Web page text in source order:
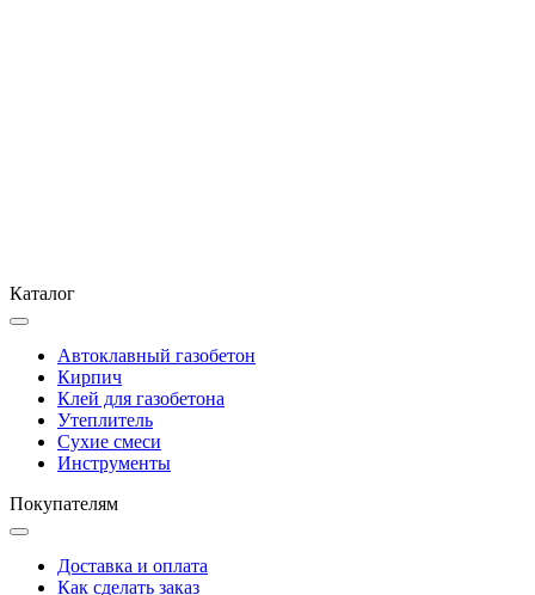
Каталог
Автоклавный газобетон
Кирпич
Клей для газобетона
Утеплитель
Сухие смеси
Инструменты
Покупателям
Доставка и оплата
Как сделать заказ